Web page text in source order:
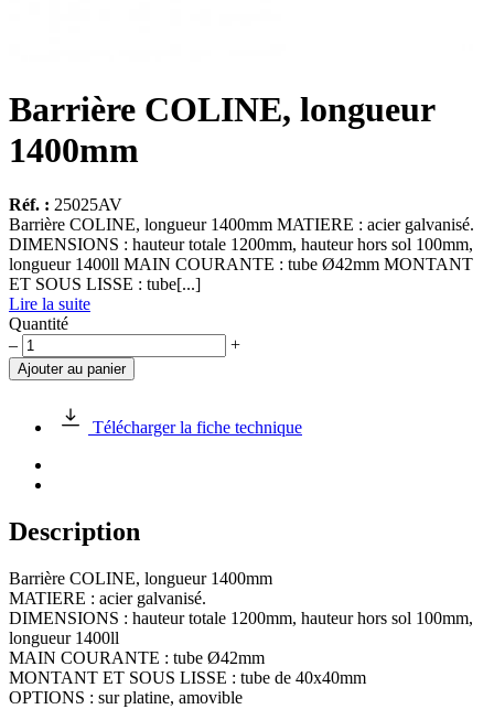
Barrière COLINE, longueur
1400mm
Réf. : 25025AV
Barrière COLINE, longueur 1400mm MATIERE : acier galvanisé.
DIMENSIONS : hauteur totale 1200mm, hauteur hors sol 100mm,
longueur 1400ll MAIN COURANTE : tube Ø42mm MONTANT
ET SOUS LISSE : tube[...]
Lire la suite
Quantité
quantité
de
Barrière
longueur
– +
Ajouter au panier
Télécharger la fiche technique
Description
Barrière COLINE, longueur 1400mm
MATIERE : acier galvanisé.
DIMENSIONS : hauteur totale 1200mm, hauteur hors sol 100mm,
longueur 1400ll
MAIN COURANTE : tube Ø42mm
MONTANT ET SOUS LISSE : tube de 40x40mm
OPTIONS : sur platine, amovible